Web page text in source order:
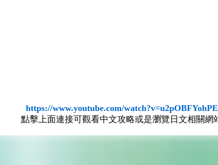
https://www.youtube.com/watch?v=u2pOBFYohPE
點擊上面連接可觀看中文攻略或是瀏覽日文相關網